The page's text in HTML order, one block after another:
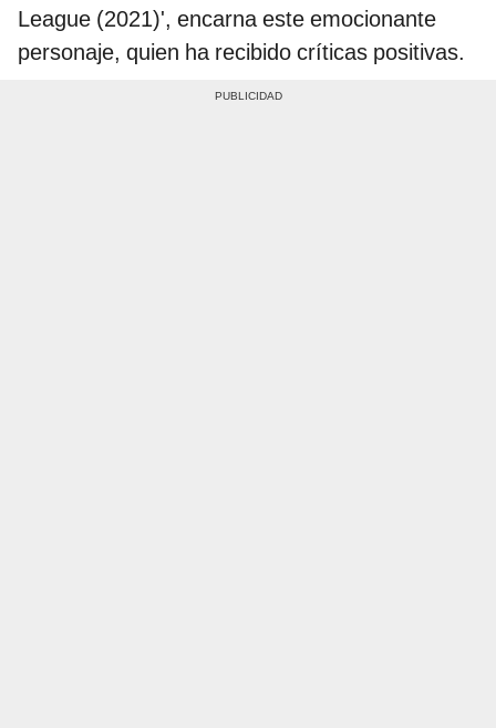
League (2021)', encarna este emocionante
personaje, quien ha recibido críticas positivas.